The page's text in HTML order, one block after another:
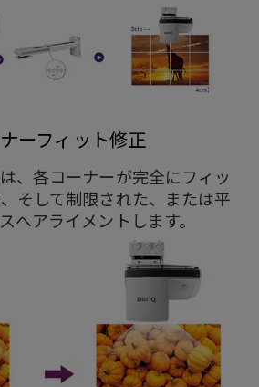
ーフィット修正
、各コーナーが完全にフィッ
そして制限された、または平
へアライメントします。